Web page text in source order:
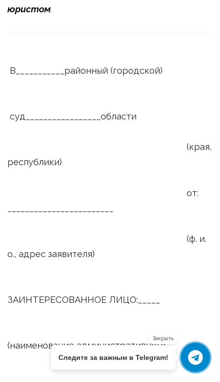
юристом.
В___________районный (городской)
суд_________________области
(края,
республики)
от:
(ф. и.
о., адрес заявителя)
ЗАИНТЕРЕСОВАННОЕ ЛИЦО:_____
(наименование административного
Закрыть
Следите за важным в Telegram!